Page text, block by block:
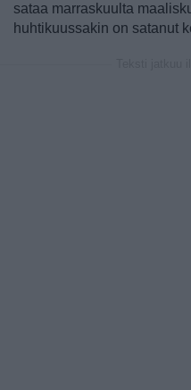
sataa marraskuulta
huhtikuussakin on satanut